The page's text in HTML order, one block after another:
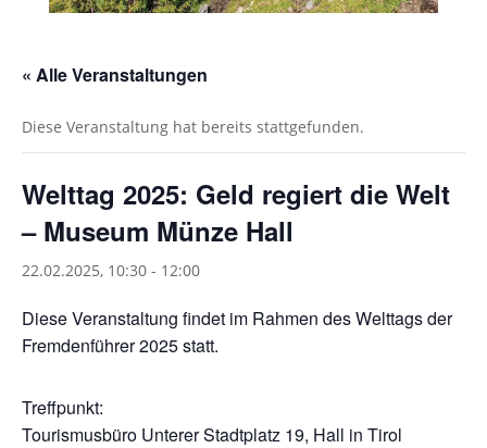
« Alle Veranstaltungen
Diese Veranstaltung hat bereits stattgefunden.
Welttag 2025: Geld regiert die Welt
– Museum Münze Hall
22.02.2025, 10:30 - 12:00
Diese Veranstaltung findet im Rahmen des Welttags der
Fremdenführer 2025 statt.
Treffpunkt:
Tourismusbüro Unterer Stadtplatz 19, Hall in Tirol